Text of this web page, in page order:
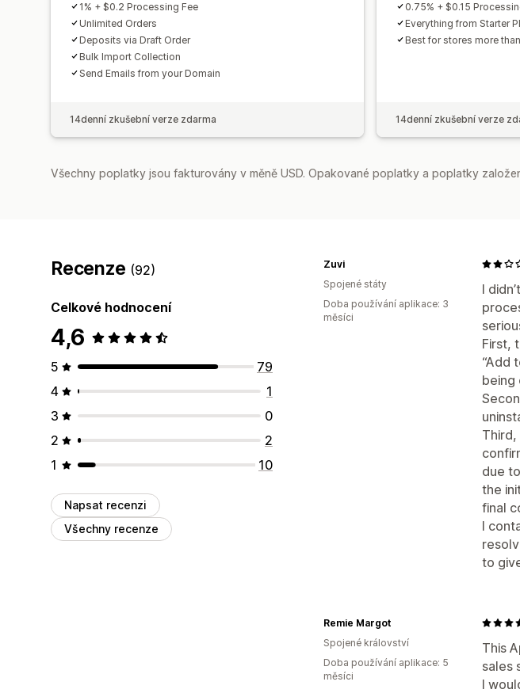
1% + $0.2 Processing Fee
Unlimited Orders
Deposits via Draft Order
Bulk Import Collection
Send Emails from your Domain
14denní zkušební verze zdarma
0.75% + $0.15
Everything from Starter
Best for stores more
14denní zkušební verze
Všechny poplatky jsou fakturovány v měně USD. Opakované poplatky a poplatky
Recenze (92)
Celkové hodnocení
4,6
5
79
4
1
3
0
2
2
1
10
Napsat recenzi
Všechny recenze
I
First,
“Add
being
due
the
final
I
to
Zuvi
Spojené státy
Doba používání aplikace: 3
měsíci
This
sales
I
Remie Margot
Spojené království
Doba používání aplikace: 5
měsíci